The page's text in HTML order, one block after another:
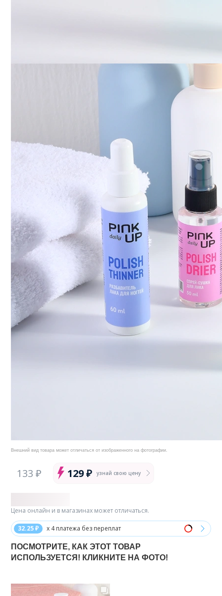
Внешний вид товара может отличаться от изображенного на фотографии.
133 ₽ 129 ₽ узнай свою цену
32.25 ₽ x 4 платежа без переплат
Цена онлайн и в магазинах может отличаться.
ПОСМОТРИТЕ, КАК ЭТОТ ТОВАР
ИСПОЛЬЗУЕТСЯ! КЛИКНИТЕ НА ФОТО!